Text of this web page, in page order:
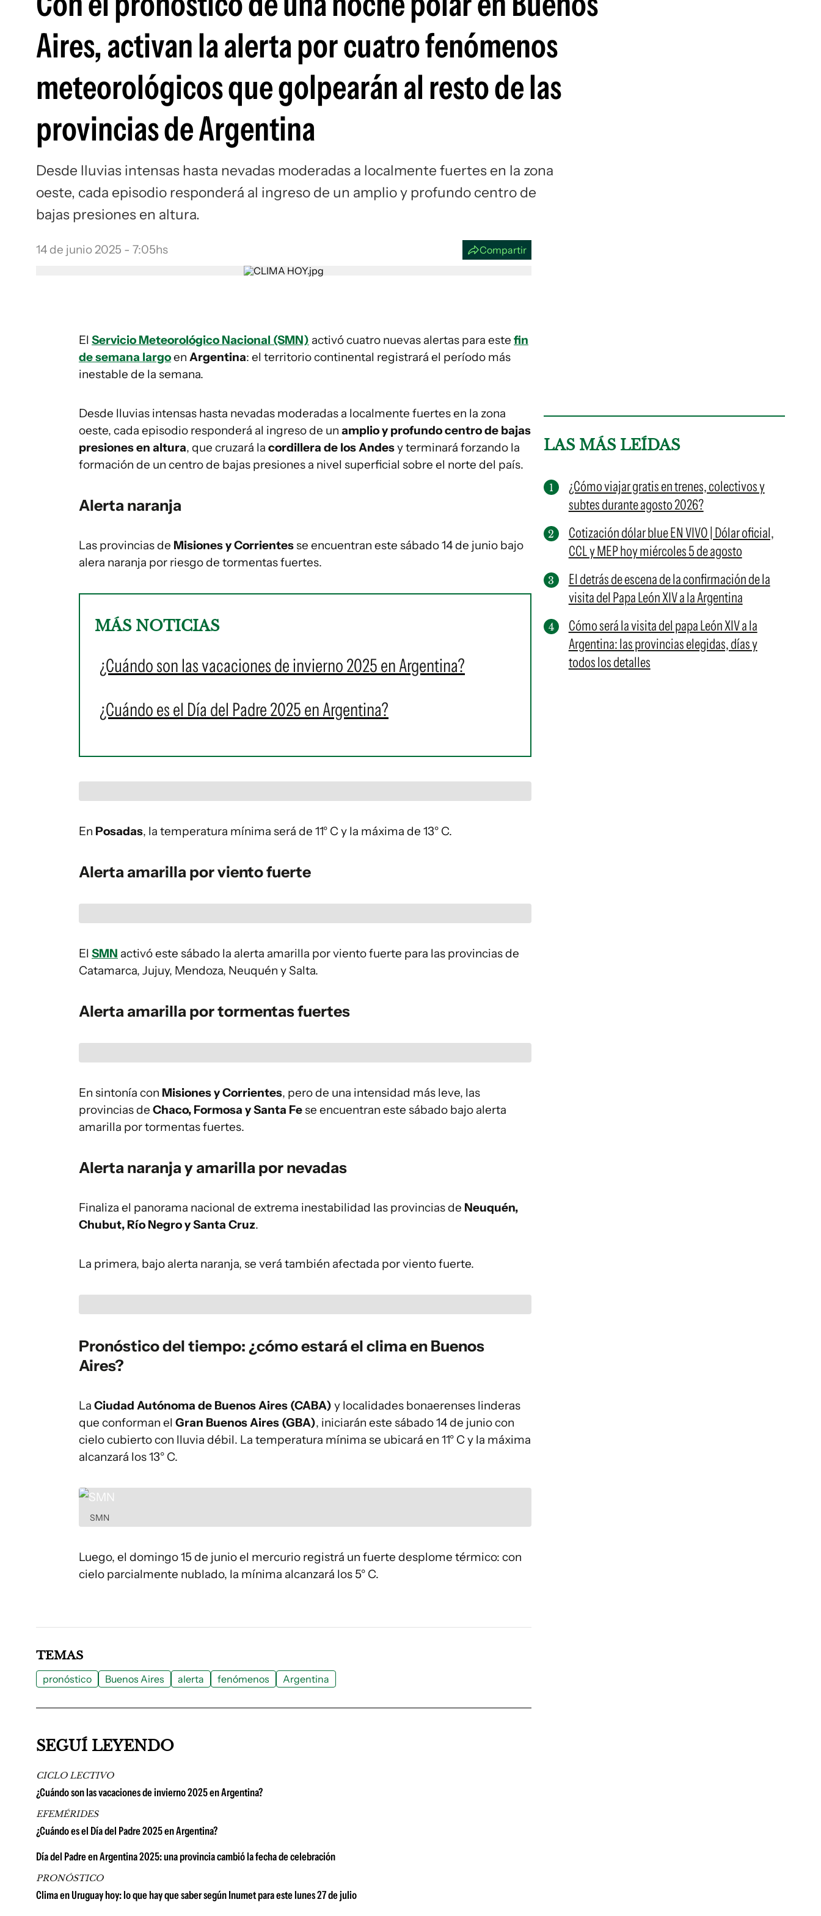
Siguenos en:
Aires, activan la alerta por cuatro fenómenos
meteorológicos que golpearán al resto de las
provincias de Argentina
Desde lluvias intensas hasta nevadas moderadas a localmente fuertes en la zona
oeste, cada episodio responderá al ingreso de un amplio y profundo centro de
bajas presiones en altura.
14 de junio 2025 - 7:05hs Compartir
El Servicio Meteorológico Nacional (SMN) activó cuatro nuevas alertas para este fin
de semana largoen Argentina: el territorio continental registrará el período más
inestable de la semana.
Desde lluvias intensas hasta nevadas moderadas a localmente fuertes en la zona
oeste, cada episodio responderá al ingreso de un amplio y profundo centro de bajas
presiones en altura, que cruzará la cordillera de los Andesy terminará forzando la
formación de un centro de bajas presiones a nivel superficial sobre el norte del país.
Alerta naranja
Las provincias de Misiones y Corrientesse encuentran este sábado 14 de junio bajo
alera naranja por riesgo de tormentas fuertes.
MÁS NOTICIAS
¿Cuándo son las vacaciones de invierno 2025 en Argentina?
¿Cuándo es el Día del Padre 2025 en Argentina?
En Posadas, la temperatura mínima será de 11° C y la máxima de 13° C.
Alerta amarilla por viento fuerte
El SMN activó este sábado la alerta amarilla por viento fuerte para las provincias de
Catamarca, Jujuy, Mendoza, Neuquén y Salta.
Alerta amarilla por tormentas fuertes
En sintonía con Misiones y Corrientes, pero de una intensidad más leve, las
provincias de Chaco, Formosa y Santa Fese encuentran este sábado bajo alerta
amarilla por tormentas fuertes.
Alerta naranja y amarilla por nevadas
Finaliza el panorama nacional de extrema inestabilidad las provincias de Neuquén,
Chubut, Río Negro y Santa Cruz.
La primera, bajo alerta naranja, se verá también afectada por viento fuerte.
Pronóstico del tiempo: ¿cómo estará el clima en Buenos
Aires?
La Ciudad Autónoma de Buenos Aires (CABA) y localidades bonaerenses linderas
que conforman el Gran Buenos Aires (GBA), iniciarán este sábado 14 de junio con
cielo cubierto con lluvia débil. La temperatura mínima se ubicará en 11° C y la máxima
alcanzará los 13° C.
SMN
Luego, el domingo 15 de junio el mercurio registrá un fuerte desplome térmico: con
cielo parcialmente nublado, la mínima alcanzará los 5° C.
TEMAS
pronóstico Buenos Aires alerta fenómenos Argentina
SEGUÍ LEYENDO
CICLO LECTIVO
¿Cuándo son las vacaciones de invierno 2025 en Argentina?
EFEMÉRIDES
¿Cuándo es el Día del Padre 2025 en Argentina?
Día del Padre en Argentina 2025: una provincia cambió la fecha de celebración
PRONÓSTICO
Clima en Uruguay hoy: lo que hay que saber según Inumet para este lunes 27 de julio
LAS MÁS LEÍDAS
¿Cómo viajar gratis en trenes, colectivos y
subtes durante agosto 2026?
Cotización dólar blue EN VIVO | Dólar oficial,
CCL y MEP hoy miércoles 5 de agosto
El detrás de escena de la confirmación de la
visita del Papa León XIV a la Argentina
Cómo será la visita del papa León XIV a la
Argentina: las provincias elegidas, días y
todos los detalles